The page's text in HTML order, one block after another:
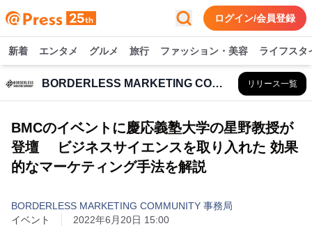
ログイン/会員登録
新着 エンタメ グルメ 旅行 ファッション・美容 ライフスタ
BORDERLESS MARKETING COMMUNITY 事務局 リリース一覧
BMCのイベントに慶応義塾大学の星野教授が
登壇 ビジネスサイエンスを取り入れた 効果
的なマーケティング手法を解説
BORDERLESS MARKETING COMMUNITY 事務局
イベント
2022年6月20日 15:00